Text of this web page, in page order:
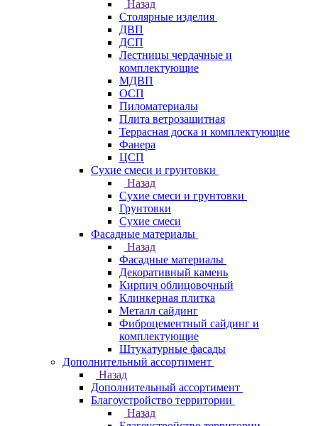
Назад
Столярные изделия
ДВП
ДСП
Лестницы чердачные и
комплектующие
МДВП
ОСП
Пиломатериалы
Плита ветрозащитная
Террасная доска и комплектующие
Фанера
ЦСП
Сухие смеси и грунтовки
Назад
Сухие смеси и грунтовки
Грунтовки
Сухие смеси
Фасадные материалы
Назад
Фасадные материалы
Декоративный камень
Кирпич облицовочный
Клинкерная плитка
Металл сайдинг
Фиброцементный сайдинг и
комплектующие
Штукатурные фасады
Дополнительный ассортимент
Назад
Дополнительный ассортимент
Благоустройство территории
Назад